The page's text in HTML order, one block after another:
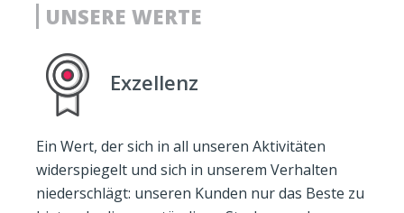
UNSERE WERTE
Exzellenz
Ein Wert, der sich in all unseren Aktivitäten
widerspiegelt und sich in unserem Verhalten
niederschlägt: unseren Kunden nur das Beste zu